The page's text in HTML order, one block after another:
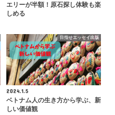
エリーが半額！原石探し体験も楽
しめる
目指せエッセイ出版
2024.1.5
ベトナム人の生き方から学ぶ、新
しい価値観